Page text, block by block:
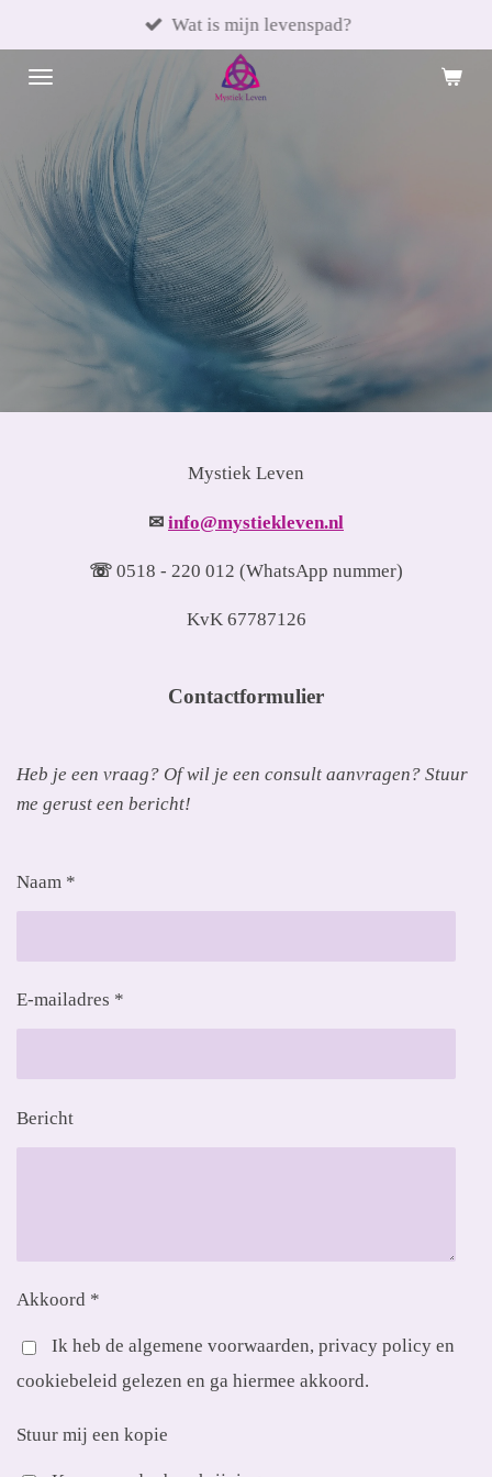
direct
naar
hoofdinhoud
Wat is mijn levenspad?
Mystiek Leven
✉ info@mystiekleven.nl
☏ 0518 - 220 012 (WhatsApp nummer)
KvK 67787126
Contactformulier
Heb je een vraag? Of wil je een consult aanvragen? Stuur
me gerust een bericht!
Naam *
E-mailadres *
Bericht
Akkoord *
Ik heb de algemene voorwaarden, privacy policy en
cookiebeleid gelezen en ga hiermee akkoord.
Stuur mij een kopie